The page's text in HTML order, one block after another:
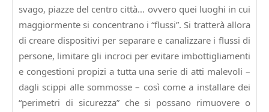
svago, piazze del centro città… ovvero quei luoghi in cui
maggiormente si concentrano i “flussi”. Si tratterà allora
di creare dispositivi per separare e canalizzare i flussi di
persone, limitare gli incroci per evitare imbottigliamenti
e congestioni propizi a tutta una serie di atti malevoli –
dagli scippi alle sommosse – così come a installare dei
“perimetri di sicurezza” che si possano rimuovere o